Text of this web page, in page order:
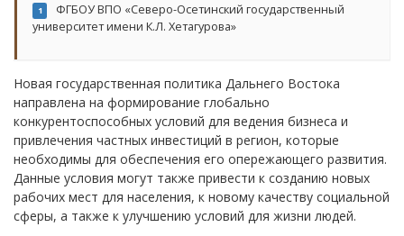
1
ФГБОУ ВПО «Северо-Осетинский государственный
университет имени К.Л. Хетагурова»
Новая государственная политика Дальнего Востока
направлена на формирование глобально
конкурентоспособных условий для ведения бизнеса и
привлечения частных инвестиций в регион, которые
необходимы для обеспечения его опережающего развития.
Данные условия могут также привести к созданию новых
рабочих мест для населения, к новому качеству социальной
сферы, а также к улучшению условий для жизни людей.